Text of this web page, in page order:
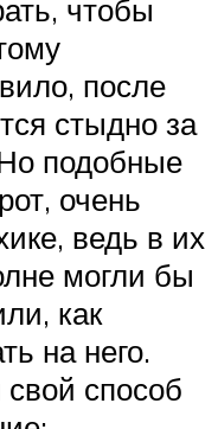
чтобы
после
стыдно за
подобные
очень
ведь в их
могли бы
как
на него.
способ